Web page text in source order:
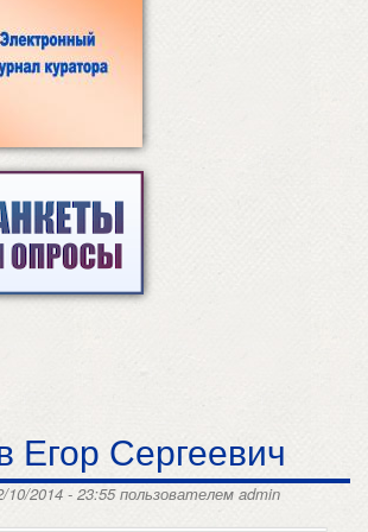
Егор Сергеевич
10/2014 - 23:55 пользователем admin